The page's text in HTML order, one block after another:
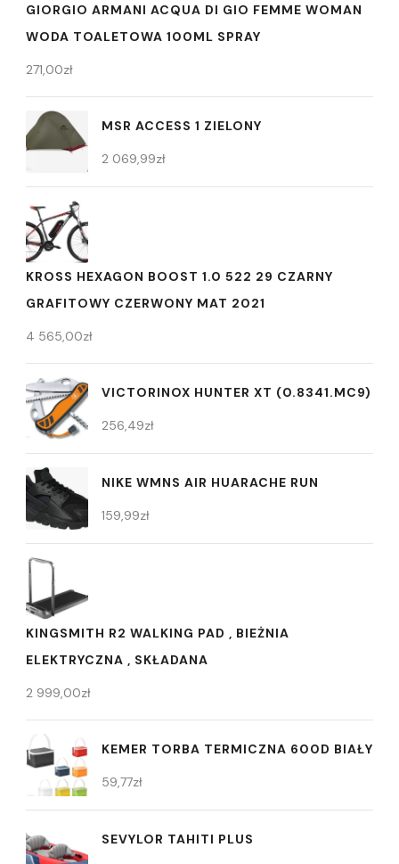
GIORGIO ARMANI ACQUA DI GIO FEMME WOMAN
WODA TOALETOWA 100ML SPRAY
271,00zł
MSR ACCESS 1 ZIELONY
2 069,99zł
KROSS HEXAGON BOOST 1.0 522 29 CZARNY
GRAFITOWY CZERWONY MAT 2021
4 565,00zł
VICTORINOX HUNTER XT (0.8341.MC9)
256,49zł
NIKE WMNS AIR HUARACHE RUN
159,99zł
KINGSMITH R2 WALKING PAD , BIEŻNIA
ELEKTRYCZNA , SKŁADANA
2 999,00zł
KEMER TORBA TERMICZNA 600D BIAŁY
59,77zł
SEVYLOR TAHITI PLUS